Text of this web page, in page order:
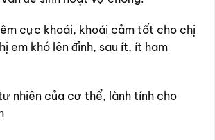
cực khoái, khoái cảm tốt cho chị
em khó lên đỉnh, sau ít, ít ham
nhiên của cơ thể, lành tính cho